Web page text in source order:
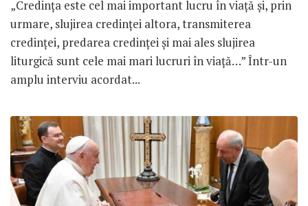
„Credința este cel mai important lucru în viață și, prin
urmare, slujirea credinței altora, transmiterea
credinței, predarea credinței și mai ales slujirea
liturgică sunt cele mai mari lucruri în viață…” Într-un
amplu interviu acordat...